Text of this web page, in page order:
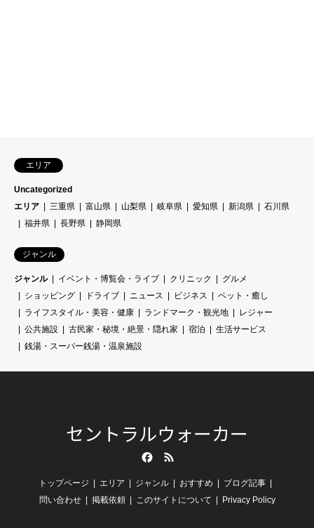
エリア
Uncategorized
エリア
三重県 富山県 山梨県 岐阜県 愛知県 新潟県
石川県
福井県
長野県 静岡県
ジャンル
ジャンル イベント・博覧会・ライブ クリニック
グルメ
ショッピング
ドライブ ニュース ビジネス
ペット・癒し
ライフスタイル・美容・健康
ランドマーク・観光地
レジャー
公共施設
古民家・秘境・絶景・隠れ家 宿泊
生活サービス
銭湯・スーパー銭湯・温泉施設
セントラルウォーカー
トップページ エリア ジャンル おすすめ
ブログ記事
問い合わせ
掲載依頼 このサイトについて Privacy Policy